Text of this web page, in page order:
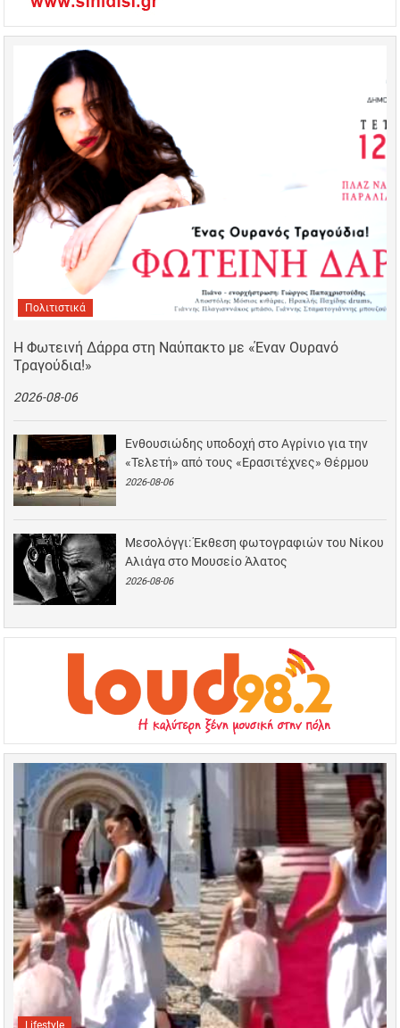
Πολιτιστικά
Η Φωτεινή Δάρρα στη Ναύπακτο με «Έναν Ουρανό
Τραγούδια!»
2026-08-06
Ενθουσιώδης υποδοχή στο Αγρίνιο για την
«Τελετή» από τους «Ερασιτέχνες» Θέρμου
2026-08-06
Μεσολόγγι: Έκθεση φωτογραφιών του Νίκου
Αλιάγα στο Μουσείο Άλατος
2026-08-06
Lifestyle